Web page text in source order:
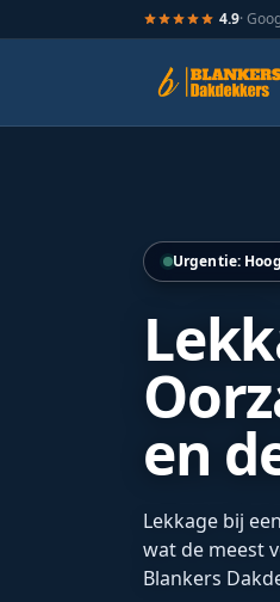
4.9·
Urgentie: Hoog
en
Lekkage bij
wat de meest
Blankers